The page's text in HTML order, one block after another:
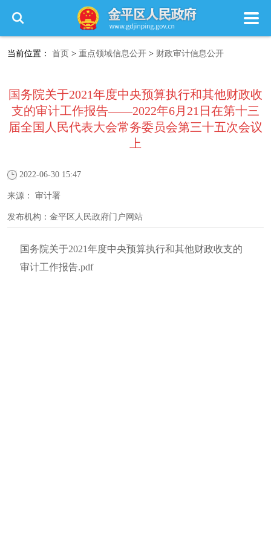
当前位置： 首页 > 重点领域信息公开 > 财政审计信息公开
国务院关于2021年度中央预算执行和其他财政收
支的审计工作报告——2022年6月21日在第十三
届全国人民代表大会常务委员会第三十五次会议
上
2022-06-30 15:47
来源： 审计署
发布机构： 金平区人民政府门户网站
国务院关于2021年度中央预算执行和其他财政收支的
审计工作报告.pdf